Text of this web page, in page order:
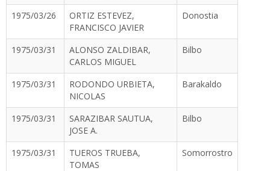
1975/03/26
ORTIZ ESTEVEZ,
FRANCISCO JAVIER
Donostia
1975/03/31
ALONSO ZALDIBAR,
CARLOS MIGUEL
Bilbo
1975/03/31
RODONDO URBIETA,
NICOLAS
Barakaldo
1975/03/31
SARAZIBAR SAUTUA,
JOSE A.
Bilbo
1975/03/31
TUEROS TRUEBA,
TOMAS
Somorrostro